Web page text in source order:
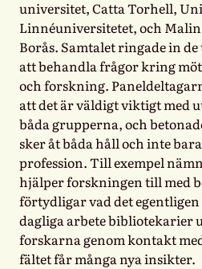
universitet, Catta Torhell,
Linnéuniversitetet, och
Borås. Samtalet ringade in
att behandla frågor kring
och forskning.
att det är väldigt viktigt med
båda grupperna, och
sker åt båda håll och inte
profession. Till exempel
hjälper forskningen till med
förtydligar vad det egentligen
dagliga arbete bibliotekarier
forskarna genom kontakt
fältet får många nya insikter.